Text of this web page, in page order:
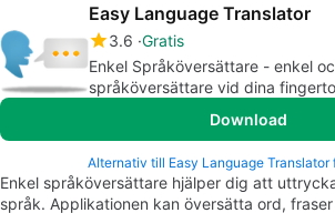
Easy Language Translator
3.6 Gratis
Enkel Språköversättare - enkel
språköversättare vid dina
Download
Alternativ till Easy Language Translator
Enkel språköversättare hjälper dig att
språk. Applikationen kan översätta ord,